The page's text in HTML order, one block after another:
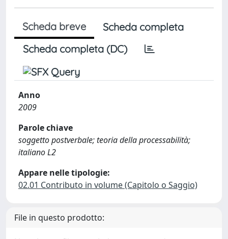
Scheda breve
Scheda completa
Scheda completa (DC)
Anno
2009
Parole chiave
soggetto postverbale; teoria della processabilità;
italiano L2
Appare nelle tipologie:
02.01 Contributo in volume (Capitolo o Saggio)
File in questo prodotto: